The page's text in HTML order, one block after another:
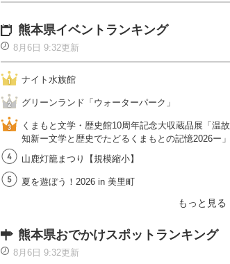
熊本県イベントランキング
8月6日 9:32更新
ナイト水族館
グリーンランド「ウォーターパーク」
くまもと文学・歴史館10周年記念大収蔵品展「温故
知新ー文学と歴史でたどるくまもとの記憶2026ー」
山鹿灯籠まつり【規模縮小】
夏を遊ぼう！2026 in 美里町
もっと見る
熊本県おでかけスポットランキング
8月6日 9:32更新